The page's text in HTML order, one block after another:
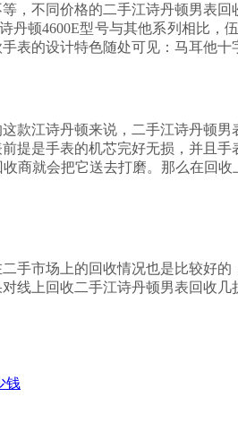
，不同价格的二手江诗丹顿男表
丹顿4600E型号与其他系列相比
表的设计特色随处可见：马耳他
款江诗丹顿来说，二手江诗丹顿
提是手表的机芯完好无损，并且
商就会把它送去打磨。那么在回
手市场上的回收情况也是比较好
线上回收二手江诗丹顿男表回收几
钱